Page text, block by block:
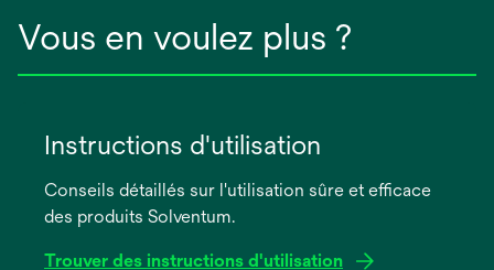
Vous en voulez plus ?
Instructions d'utilisation
Conseils détaillés sur l'utilisation sûre et efficace
des produits Solventum.
Trouver des instructions d'utilisation